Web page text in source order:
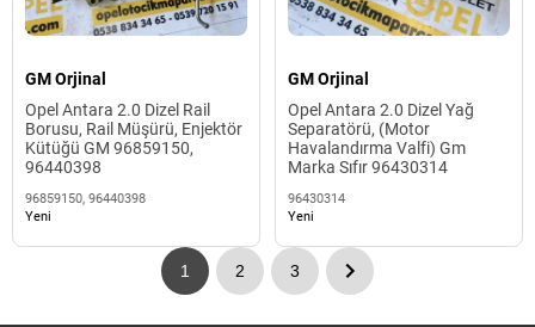
GM Orjinal
Opel Antara 2.0 Dizel Rail
Borusu, Rail Müşürü, Enjektör
Kütüğü GM 96859150,
96440398
96859150, 96440398
Yeni
GM Orjinal
Opel Antara 2.0 Dizel Yağ
Separatörü, (Motor
Havalandırma Valfi) Gm
Marka Sıfır 96430314
96430314
Yeni
1 2 3